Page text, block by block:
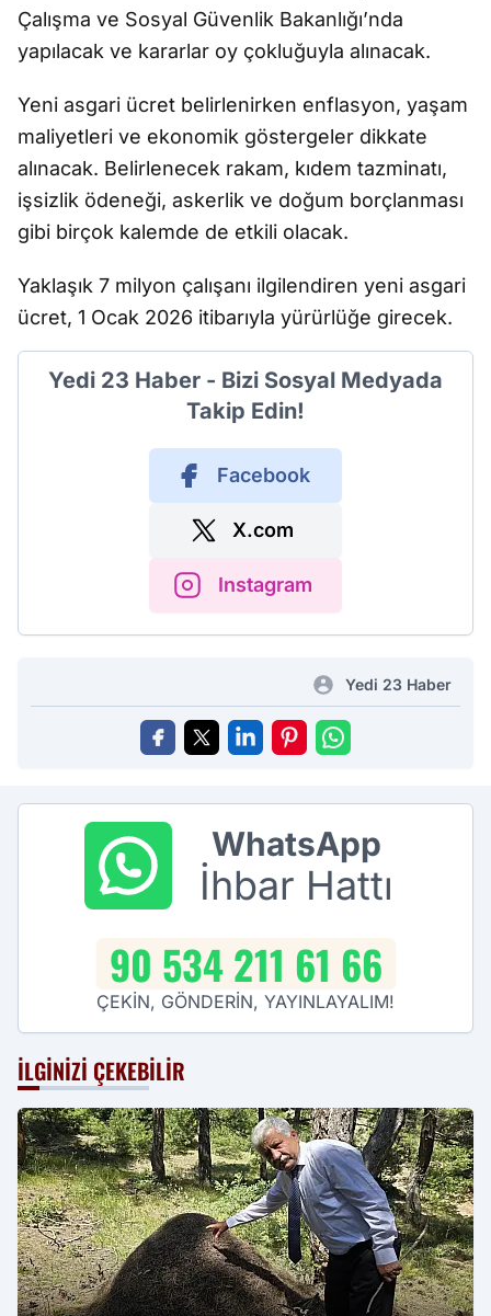
Çalışma ve Sosyal Güvenlik Bakanlığı’nda
yapılacak ve kararlar oy çokluğuyla alınacak.
Yeni asgari ücret belirlenirken enflasyon, yaşam
maliyetleri ve ekonomik göstergeler dikkate
alınacak. Belirlenecek rakam, kıdem tazminatı,
işsizlik ödeneği, askerlik ve doğum borçlanması
gibi birçok kalemde de etkili olacak.
Yaklaşık 7 milyon çalışanı ilgilendiren yeni asgari
ücret, 1 Ocak 2026 itibarıyla yürürlüğe girecek.
Yedi 23 Haber - Bizi Sosyal Medyada
Takip Edin!
Facebook
X.com
Instagram
Yedi 23 Haber
WhatsApp
İhbar Hattı
90 534 211 61 66
ÇEKİN, GÖNDERİN, YAYINLAYALIM!
İLGINIZI ÇEKEBILIR